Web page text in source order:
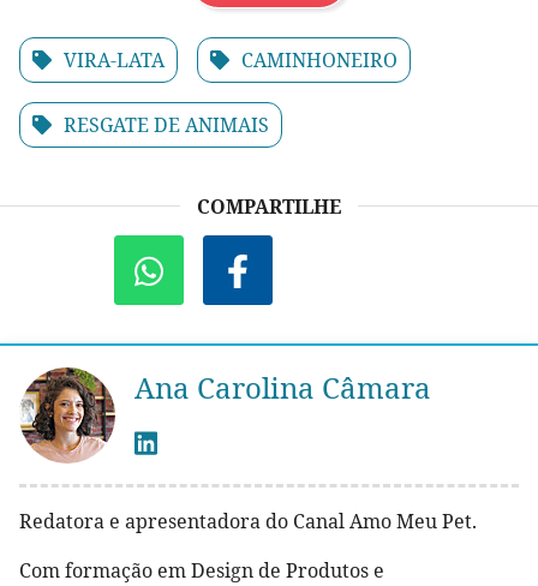
VIRA-LATA CAMINHONEIRO
RESGATE DE ANIMAIS
COMPARTILHE
Ana Carolina Câmara
Redatora e apresentadora do Canal Amo Meu Pet.
Com formação em Design de Produtos e